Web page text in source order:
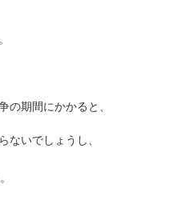
の期間にかかると、
ないでしょうし、